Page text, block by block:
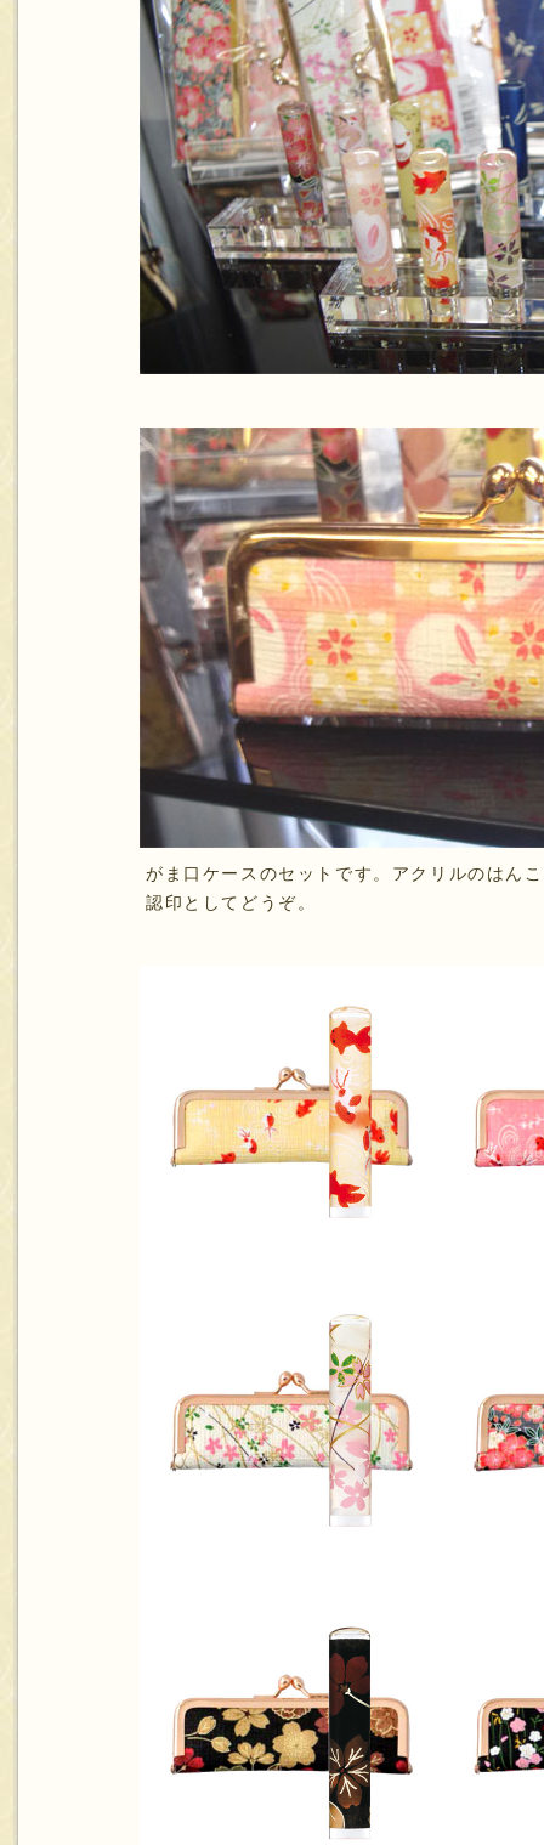
がま口ケースのセットです。アクリルのはん
認印としてどうぞ。